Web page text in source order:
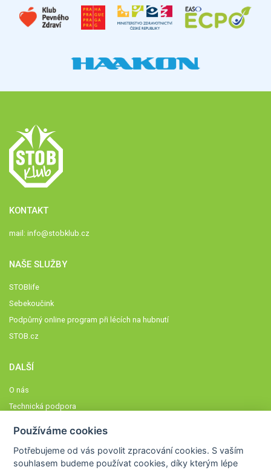
KONTAKT
mail: info@stobklub.cz
NAŠE SLUŽBY
STOBlife
Sebekoučink
Podpůrný online program při lécích na hubnutí
STOB.cz
DALŠÍ
O nás
Technická podpora
Členové STOBklubu
Používáme cookies
Potřebujeme od vás povolit zpracování cookies. S vaším
souhlasem budeme používat cookies, díky kterým lépe